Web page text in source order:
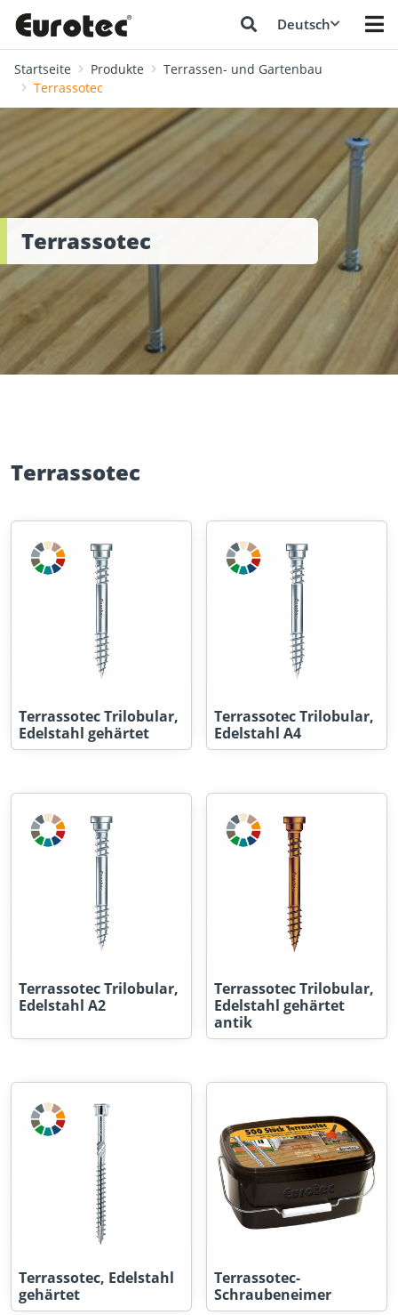
Deutsch
Startseite Produkte
Terrassen- und Gartenbau
Terrassotec
Terrassotec
Terrassotec
Terrassotec Trilobular,
Edelstahl gehärtet
Terrassotec Trilobular,
Edelstahl A4
Terrassotec Trilobular,
Edelstahl A2
Terrassotec Trilobular,
Edelstahl gehärtet
antik
Terrassotec, Edelstahl
gehärtet
Terrassotec-
Schraubeneimer